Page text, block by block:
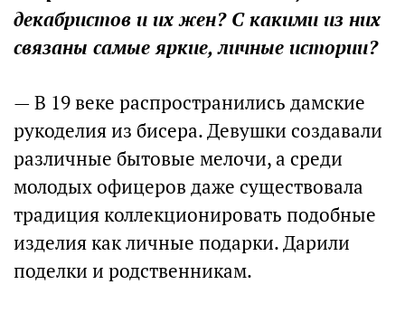
декабристов и их жен? С какими из них
связаны самые яркие, личные истории?
— В 19 веке распространились дамские
рукоделия из бисера. Девушки создавали
различные бытовые мелочи, а среди
молодых офицеров даже существовала
традиция коллекционировать подобные
изделия как личные подарки. Дарили
поделки и родственникам.